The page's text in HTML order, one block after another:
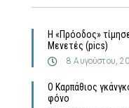
Η «Πρόοδος»
Μενετές (pics)
8 Αυγούστου,
Ο Καρπάθιος
φόνο